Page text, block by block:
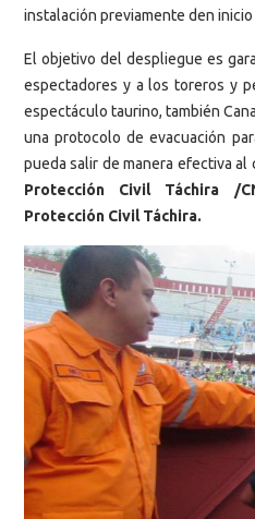
instalación previamente den inicio
El objetivo del despliegue es
espectadores y a los toreros y
espectáculo taurino, también
una protocolo de evacuación
pueda salir de manera efectiva al
Protección Civil Táchira /
Protección Civil Táchira.